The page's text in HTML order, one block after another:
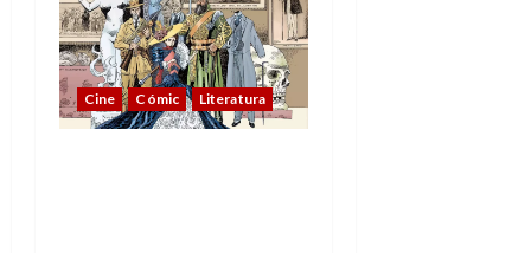
Cine Cómic Literatura